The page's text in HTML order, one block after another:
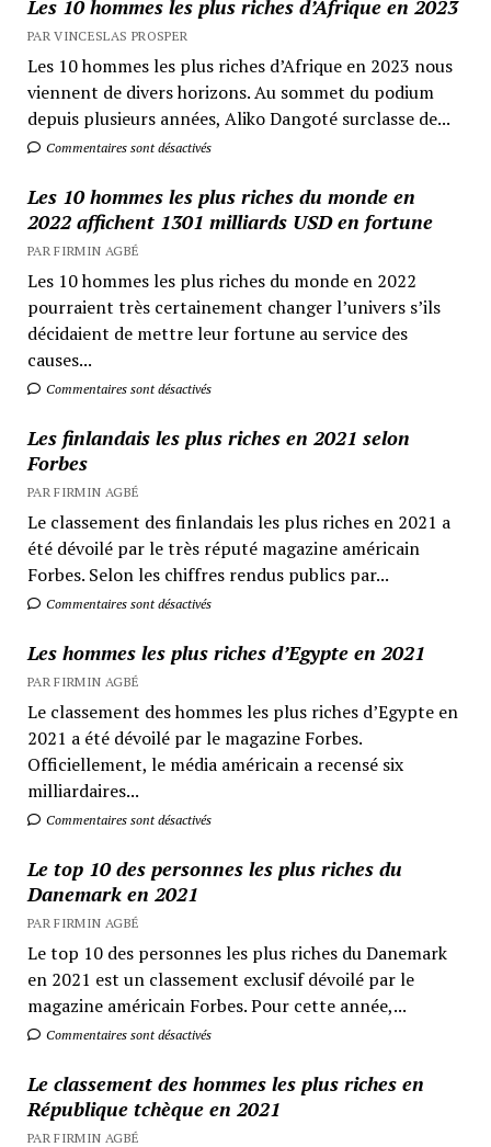
Les 10 hommes les plus riches d’Afrique en 2023
PAR VINCESLAS PROSPER
Les 10 hommes les plus riches d’Afrique en 2023 nous
viennent de divers horizons. Au sommet du podium
depuis plusieurs années, Aliko Dangoté surclasse de...
Commentaires sont désactivés
Les 10 hommes les plus riches du monde en
2022 affichent 1301 milliards USD en fortune
PAR FIRMIN AGBÉ
Les 10 hommes les plus riches du monde en 2022
pourraient très certainement changer l’univers s’ils
décidaient de mettre leur fortune au service des
causes...
Commentaires sont désactivés
Les finlandais les plus riches en 2021 selon
Forbes
PAR FIRMIN AGBÉ
Le classement des finlandais les plus riches en 2021 a
été dévoilé par le très réputé magazine américain
Forbes. Selon les chiffres rendus publics par...
Commentaires sont désactivés
Les hommes les plus riches d’Egypte en 2021
PAR FIRMIN AGBÉ
Le classement des hommes les plus riches d’Egypte en
2021 a été dévoilé par le magazine Forbes.
Officiellement, le média américain a recensé six
milliardaires...
Commentaires sont désactivés
Le top 10 des personnes les plus riches du
Danemark en 2021
PAR FIRMIN AGBÉ
Le top 10 des personnes les plus riches du Danemark
en 2021 est un classement exclusif dévoilé par le
magazine américain Forbes. Pour cette année,...
Commentaires sont désactivés
Le classement des hommes les plus riches en
République tchèque en 2021
PAR FIRMIN AGBÉ